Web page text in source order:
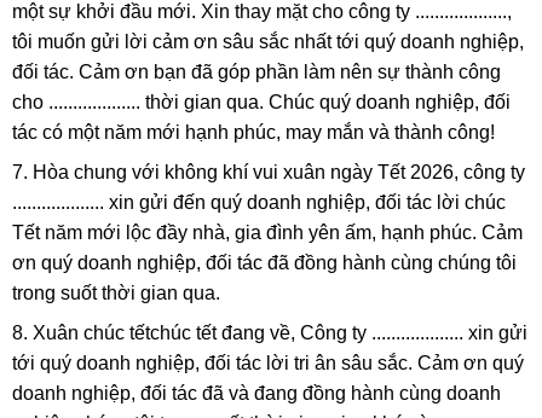
một sự khởi đầu mới. Xin thay mặt cho công ty ...................,
tôi muốn gửi lời cảm ơn sâu sắc nhất tới quý doanh nghiệp,
đối tác. Cảm ơn bạn đã góp phần làm nên sự thành công
cho ................... thời gian qua. Chúc quý doanh nghiệp, đối
tác có một năm mới hạnh phúc, may mắn và thành công!
7. Hòa chung với không khí vui xuân ngày Tết 2026, công ty
................... xin gửi đến quý doanh nghiệp, đối tác lời chúc
Tết năm mới lộc đầy nhà, gia đình yên ấm, hạnh phúc. Cảm
ơn quý doanh nghiệp, đối tác đã đồng hành cùng chúng tôi
trong suốt thời gian qua.
8. Xuân chúc tếtchúc tết đang về, Công ty ................... xin gửi
tới quý doanh nghiệp, đối tác lời tri ân sâu sắc. Cảm ơn quý
doanh nghiệp, đối tác đã và đang đồng hành cùng doanh